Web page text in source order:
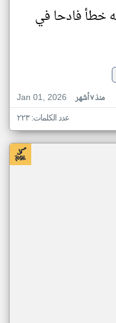
خطأ فادحا في
Jan 01, 2026
منذ ٧ أشهر
عدد الكلمات: ٢٢٣